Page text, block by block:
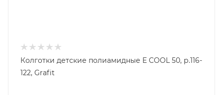
Колготки детские полиамидные E COOL 50, р.116-
122, Grafit